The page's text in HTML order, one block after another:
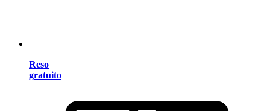
Reso
gratuito